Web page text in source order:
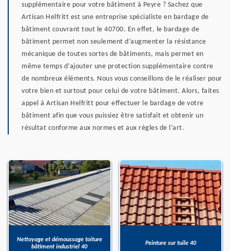
supplémentaire pour votre bâtiment à Peyre ? Sachez que
Artisan Helfritt est une entreprise spécialiste en bardage de
bâtiment couvrant tout le 40700. En effet, le bardage de
bâtiment permet non seulement d’augmenter la résistance
mécanique de toutes sortes de bâtiments, mais permet en
même temps d’ajouter une protection supplémentaire contre
de nombreux éléments. Nous vous conseillons de le réaliser pour
votre bien et surtout pour celui de votre bâtiment. Alors, faites
appel à Artisan Helfritt pour effectuer le bardage de votre
bâtiment afin que vous puissiez être satisfait et obtenir un
résultat conforme aux normes et aux règles de l’art.
Nettoyage et démoussage toiture
bâtiment industriel 40
Peinture sur tuile 40